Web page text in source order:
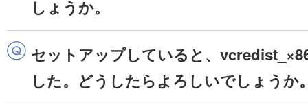
しょうか。
セットアップしていると、
した。どうしたらよろしいでしょうか